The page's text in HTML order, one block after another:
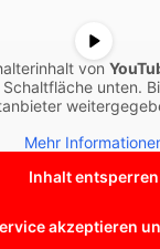
von
unten.
Mehr
Inhalt entsperren
akzeptieren